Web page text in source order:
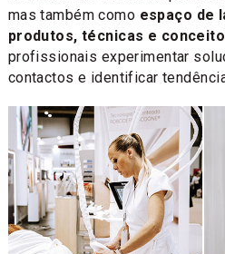
mas também como espaço de
produtos, técnicas e
profissionais experimentar
contactos e identificar